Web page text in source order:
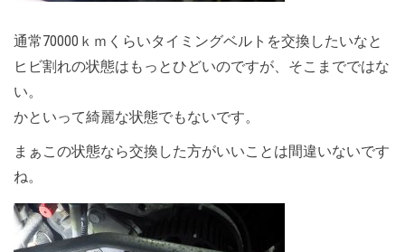
通常70000ｋｍくらいタイミングベルトを交換したいなと
ヒビ割れの状態はもっとひどいのですが、そこまでではな
い。
かといって綺麗な状態でもないです。
まぁこの状態なら交換した方がいいことは間違いないです
ね。